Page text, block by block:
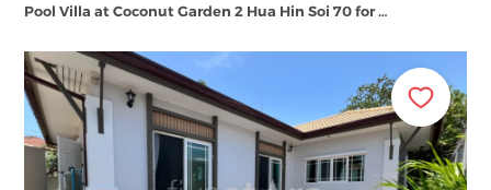
Pool Villa at Coconut Garden 2 Hua Hin Soi 70 for …